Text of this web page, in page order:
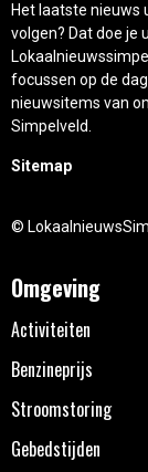
Het laatste nieuws
volgen? Dat doe je
focussen op de
nieuwsitems van
Simpelveld.
Sitemap
©
Omgeving
Activiteiten
Benzineprijs
Stroomstoring
Gebedstijden